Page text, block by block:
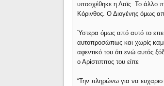
υποσχέθηκε η Λαϊς. Το άλλο
Κόρινθος. Ο Διογένης όμως
Ύστερα όμως από αυτό το
αυτοπροσώπως και χωρίς
αφεντικό του ότι ενώ αυτός
ο Αρίστιππος του είπε
“Την πληρώνω για να